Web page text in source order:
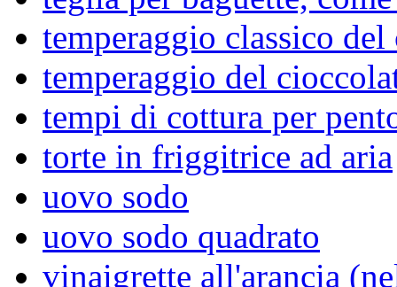
temperaggio classico
temperaggio del
tempi di cottura per
torte in friggitrice ad aria
uovo sodo
uovo sodo quadrato
vinaigrette all'arancia